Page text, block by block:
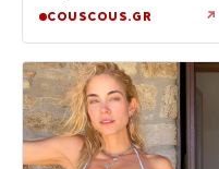
COUSCOUS.GR ↗